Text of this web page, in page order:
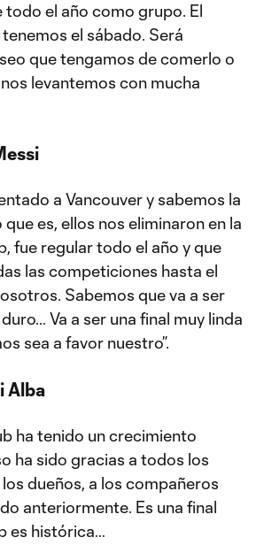
el año como grupo. El
el sábado. Será
que tengamos de comerlo o
levantemos con mucha
a Vancouver y sabemos la
es, ellos nos eliminaron en la
fue regular todo el año y que
las competiciones hasta el
Sabemos que va a ser
Va a ser una final muy linda
sea a favor nuestro”.
Alba
ha tenido un crecimiento
ha sido gracias a todos los
dueños, a los compañeros
anteriormente. Es una final
es histórica…